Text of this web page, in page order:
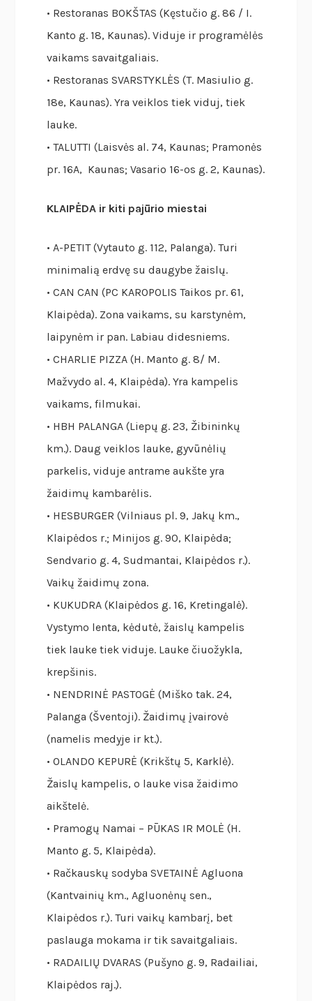
• Restoranas BOKŠTAS (Kęstučio g. 86 / I.
Kanto g. 18, Kaunas). Viduje ir programėlės
vaikams savaitgaliais.
• Restoranas SVARSTYKLĖS (T. Masiulio g.
18e, Kaunas). Yra veiklos tiek viduj, tiek
lauke.
• TALUTTI (Laisvės al. 74, Kaunas; Pramonės
pr. 16A, Kaunas; Vasario 16-os g. 2, Kaunas).
KLAIPĖDA ir kiti pajūrio miestai
• A-PETIT (Vytauto g. 112, Palanga). Turi
minimalią erdvę su daugybe žaislų.
• CAN CAN (PC KAROPOLIS Taikos pr. 61,
Klaipėda). Zona vaikams, su karstynėm,
laipynėm ir pan. Labiau didesniems.
• CHARLIE PIZZA (H. Manto g. 8/ M.
Mažvydo al. 4, Klaipėda). Yra kampelis
vaikams, filmukai.
• HBH PALANGA (Liepų g. 23, Žibininkų
km.). Daug veiklos lauke, gyvūnėlių
parkelis, viduje antrame aukšte yra
žaidimų kambarėlis.
• HESBURGER (Vilniaus pl. 9, Jakų km.,
Klaipėdos r.; Minijos g. 90, Klaipėda;
Sendvario g. 4, Sudmantai, Klaipėdos r.).
Vaikų žaidimų zona.
• KUKUDRA (Klaipėdos g. 16, Kretingalė).
Vystymo lenta, kėdutė, žaislų kampelis
tiek lauke tiek viduje. Lauke čiuožykla,
krepšinis.
• NENDRINĖ PASTOGĖ (Miško tak. 24,
Palanga (Šventoji). Žaidimų įvairovė
(namelis medyje ir kt.).
• OLANDO KEPURĖ (Krikštų 5, Karklė).
Žaislų kampelis, o lauke visa žaidimo
aikštelė.
• Pramogų Namai – PŪKAS IR MOLĖ (H.
Manto g. 5, Klaipėda).
• Račkauskų sodyba SVETAINĖ Agluona
(Kantvainių km., Agluonėnų sen.,
Klaipėdos r.). Turi vaikų kambarį, bet
paslauga mokama ir tik savaitgaliais.
• RADAILIŲ DVARAS (Pušyno g. 9, Radailiai,
Klaipėdos raj.).